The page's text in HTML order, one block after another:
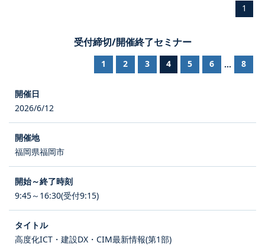
1
受付締切/開催終了セミナー
1 2 3 4 5 6 ... 8
2026/6/12
福岡県福岡市
9:45～16:30(受付9:15)
高度化ICT・建設DX・CIM最新情報(第1部)